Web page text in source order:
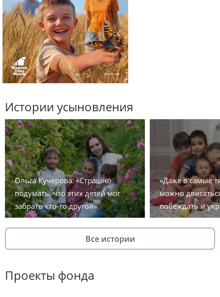
Истории усыновления
Ольга Кучерова: «Страшно
подумать, что этих детей мог
забрать кто-то другой»
«Даже в самые
можно
побеждать и
Все истории
Проекты фонда